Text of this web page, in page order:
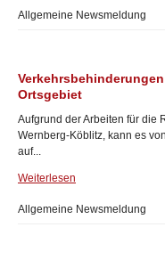
Allgemeine Newsmeldung
Ortsgebiet
Aufgrund der Arbeiten für die
Wernberg-Köblitz, kann es
auf...
Weiterlesen
Allgemeine Newsmeldung